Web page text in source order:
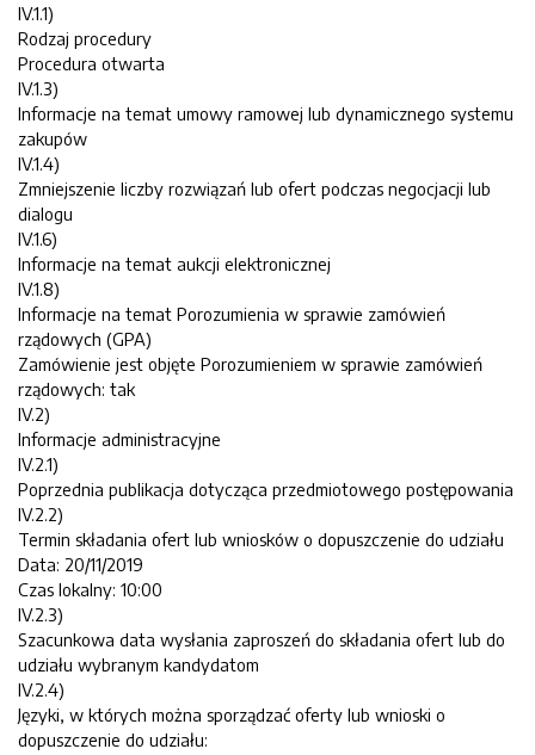
IV.1.1)
Rodzaj procedury
Procedura otwarta
IV.1.3)
Informacje na temat umowy ramowej lub dynamicznego systemu
zakupów
IV.1.4)
Zmniejszenie liczby rozwiązań lub ofert podczas negocjacji lub
dialogu
IV.1.6)
Informacje na temat aukcji elektronicznej
IV.1.8)
Informacje na temat Porozumienia w sprawie zamówień
rządowych (GPA)
Zamówienie jest objęte Porozumieniem w sprawie zamówień
rządowych: tak
IV.2)
Informacje administracyjne
IV.2.1)
Poprzednia publikacja dotycząca przedmiotowego postępowania
IV.2.2)
Termin składania ofert lub wniosków o dopuszczenie do udziału
Data: 20/11/2019
Czas lokalny: 10:00
IV.2.3)
Szacunkowa data wysłania zaproszeń do składania ofert lub do
udziału wybranym kandydatom
IV.2.4)
Języki, w których można sporządzać oferty lub wnioski o
dopuszczenie do udziału: